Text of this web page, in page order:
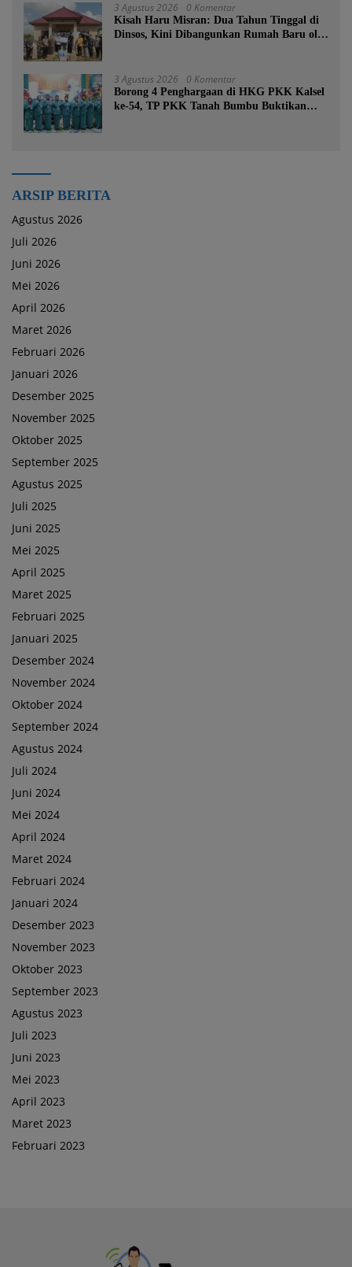
3 Agustus 2026 0 Komentar
Kisah Haru Misran: Dua Tahun Tinggal di
Dinsos, Kini Dibangunkan Rumah Baru oleh
3 Agustus 2026 0 Komentar
Borong 4 Penghargaan di HKG PKK Kalsel
ke-54, TP PKK Tanah Bumbu Buktikan
ARSIP BERITA
Agustus 2026
Juli 2026
Juni 2026
Mei 2026
April 2026
Maret 2026
Februari 2026
Januari 2026
Desember 2025
November 2025
Oktober 2025
September 2025
Agustus 2025
Juli 2025
Juni 2025
Mei 2025
April 2025
Maret 2025
Februari 2025
Januari 2025
Desember 2024
November 2024
Oktober 2024
September 2024
Agustus 2024
Juli 2024
Juni 2024
Mei 2024
April 2024
Maret 2024
Februari 2024
Januari 2024
Desember 2023
November 2023
Oktober 2023
September 2023
Agustus 2023
Juli 2023
Juni 2023
Mei 2023
April 2023
Maret 2023
Februari 2023